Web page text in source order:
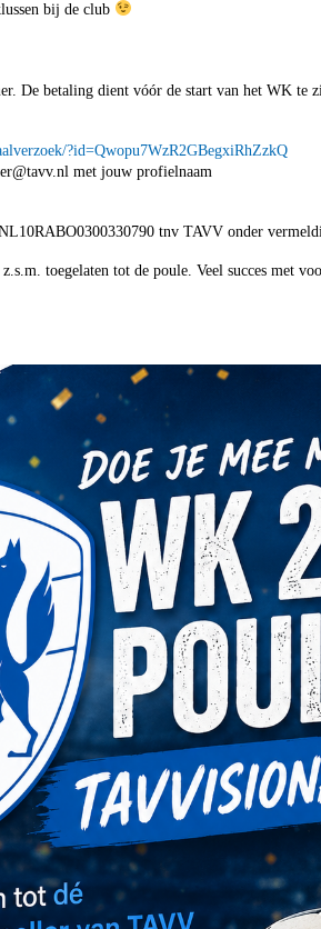
bij de club
De betaling dient vóór de start van het WK te
?id=Qwopu7WzR2GBegxiRhZzkQ
met jouw profielnaam
tnv TAVV onder
toegelaten tot de poule. Veel succes met